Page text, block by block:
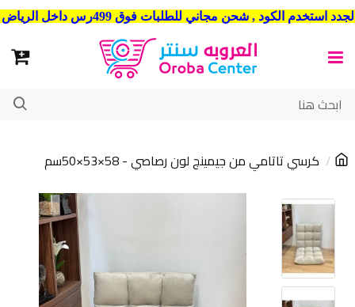
شحن مجاني للطلبات فوق 499رس داخل الرياض . وشحن الي جميع مدن المملكة العربية السعودية
كرسي تاتامي من جيمينج لون رصاصي - 58×53×50سم